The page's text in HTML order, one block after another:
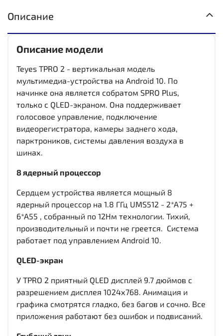
Описание
Описание модели
Teyes TPRO 2 - вертикальная модель
мультимедиа-устройства на Android 10. По
начинке она является собратом SPRO Plus,
только с QLED-экраном. Она поддерживает
голосовое управление, подключение
видеорегистратора, камеры заднего хода,
парктроников, системы давления воздуха в
шинах.
8 ядерный процессор
Сердцем устройства является мощный 8
ядерный процессор на 1.8 ГГц UMS512 - 2*A75 +
6*A55 , собранный по 12Нм технологии. Тихий,
производительный и почти не греется. Система
работает под управлением Android 10.
QLED-экран
У TPRO 2 приятный QLED дисплей 9.7 дюймов c
разрешением дисплея 1024х768 . Анимация и
графика смотрятся гладко, без багов и сочно. Все
приложения работают без ошибок и подвисаний.